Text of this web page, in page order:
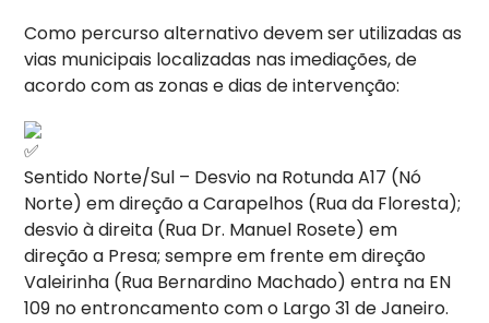
Como percurso alternativo devem ser utilizadas as
vias municipais localizadas nas imediações, de
acordo com as zonas e dias de intervenção:
Sentido Norte/Sul – Desvio na Rotunda A17 (Nó
Norte) em direção a Carapelhos (Rua da Floresta);
desvio à direita (Rua Dr. Manuel Rosete) em
direção a Presa; sempre em frente em direção
Valeirinha (Rua Bernardino Machado) entra na EN
109 no entroncamento com o Largo 31 de Janeiro.